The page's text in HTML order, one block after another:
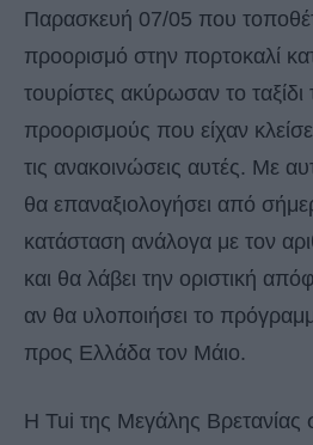
Παρασκευή 07/05 που
προορισμό στην πορτοκαλί
τουρίστες ακύρωσαν το ταξίδι
προορισμούς που είχαν
τις ανακοινώσεις αυτές. Με
θα επαναξιολογήσει από
κατάσταση ανάλογα με τον
και θα λάβει την οριστική
αν θα υλοποιήσει το
προς Ελλάδα τον Μάιο.
Η Tui της Μεγάλης Βρετανίας